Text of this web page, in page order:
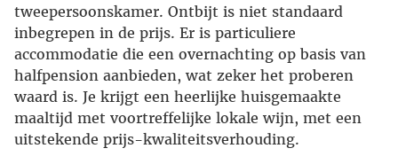
tweepersoonskamer. Ontbijt is niet standaard
inbegrepen in de prijs. Er is particuliere
accommodatie die een overnachting op basis van
halfpension aanbieden, wat zeker het proberen
waard is. Je krijgt een heerlijke huisgemaakte
maaltijd met voortreffelijke lokale wijn, met een
uitstekende prijs-kwaliteitsverhouding.